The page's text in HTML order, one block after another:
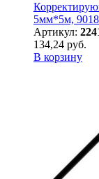
5мм*5м,
Артикул:
134,24 руб.
В корзину